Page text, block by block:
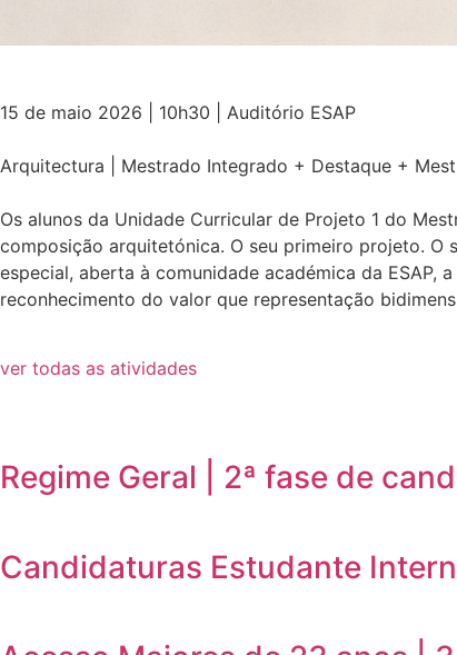
15 de maio 2026 | 10h30 | Auditório ESAP
Arquitectura | Mestrado Integrado + Destaque +
Os alunos da Unidade Curricular de Projeto 1 do
composição arquitetónica. O seu primeiro projeto. O
especial, aberta à comunidade académica da ESAP,
reconhecimento do valor que representação
ver todas as atividades
Regime Geral | 2ª fase de
Candidaturas Estudante